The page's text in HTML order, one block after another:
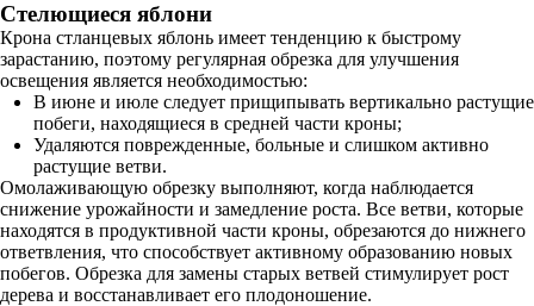
Стелющиеся яблони
Крона стланцевых яблонь имеет тенденцию к быстрому
зарастанию, поэтому регулярная обрезка для улучшения
освещения является необходимостью:
В июне и июле следует прищипывать вертикально растущие
побеги, находящиеся в средней части кроны;
Удаляются поврежденные, больные и слишком активно
растущие ветви.
Омолаживающую обрезку выполняют, когда наблюдается
снижение урожайности и замедление роста. Все ветви, которые
находятся в продуктивной части кроны, обрезаются до нижнего
ответвления, что способствует активному образованию новых
побегов. Обрезка для замены старых ветвей стимулирует рост
дерева и восстанавливает его плодоношение.